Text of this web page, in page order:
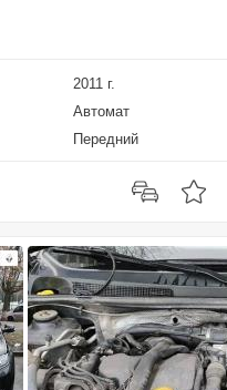
2011 г.
Автомат
Передний